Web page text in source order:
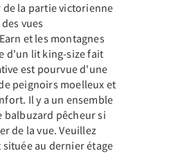
la partie victorienne
vues
et les montagnes
d'un lit king-size fait
est pourvue d'une
peignoirs moelleux et
Il y a un ensemble
balbuzard pêcheur si
de la vue. Veuillez
au dernier étage